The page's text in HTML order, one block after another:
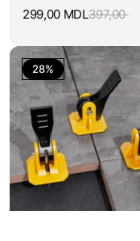
зачистки проводов
397,00
299,00 MDL
28%